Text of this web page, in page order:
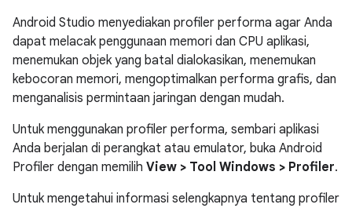
Android Studio menyediakan profiler performa agar Anda
dapat melacak penggunaan memori dan CPU aplikasi,
menemukan objek yang batal dialokasikan, menemukan
kebocoran memori, mengoptimalkan performa grafis, dan
menganalisis permintaan jaringan dengan mudah.
Untuk menggunakan profiler performa, sembari aplikasi
Anda berjalan di perangkat atau emulator, buka Android
Profiler dengan memilih View > Tool Windows > Profiler.
Untuk mengetahui informasi selengkapnya tentang profiler